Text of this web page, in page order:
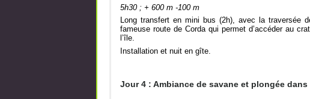
5h30 ; + 600 m -100 m
Long transfert en mini bus (2h), avec la traversée
fameuse route de Corda qui permet d’accéder au
l’île.
Installation et nuit en gîte.
Jour 4 : Ambiance de savane et plongée